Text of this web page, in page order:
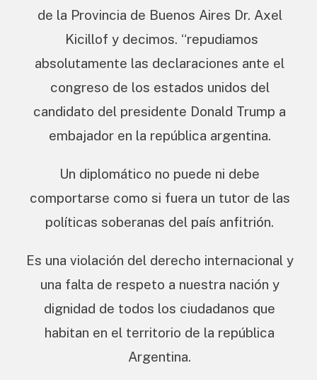
de la Provincia de Buenos Aires Dr. Axel
Kicillof y decimos. “repudiamos
absolutamente las declaraciones ante el
congreso de los estados unidos del
candidato del presidente Donald Trump a
embajador en la república argentina.
Un diplomático no puede ni debe
comportarse como si fuera un tutor de las
políticas soberanas del país anfitrión.
Es una violación del derecho internacional y
una falta de respeto a nuestra nación y
dignidad de todos los ciudadanos que
habitan en el territorio de la república
Argentina.